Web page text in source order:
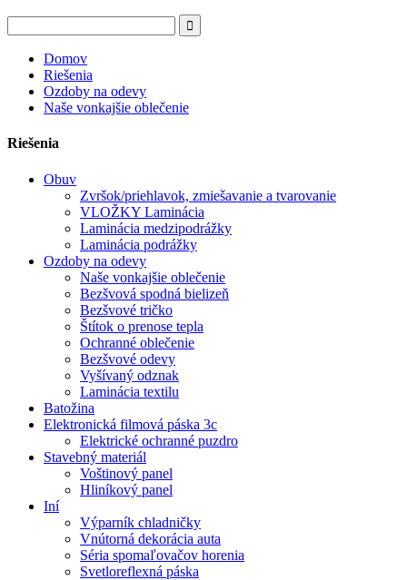
Domov
Riešenia
Ozdoby na odevy
Naše vonkajšie oblečenie
Riešenia
Obuv
Zvršok/priehlavok, zmiešavanie a tvarovanie
VLOŽKY Laminácia
Laminácia medzipodrážky
Laminácia podrážky
Ozdoby na odevy
Naše vonkajšie oblečenie
Bezšvová spodná bielizeň
Bezšvové tričko
Štítok o prenose tepla
Ochranné oblečenie
Bezšvové odevy
Vyšívaný odznak
Laminácia textilu
Batožina
Elektronická filmová páska 3c
Elektrické ochranné puzdro
Stavebný materiál
Voštinový panel
Hliníkový panel
Iní
Výparník chladničky
Vnútorná dekorácia auta
Séria spomaľovačov horenia
Svetloreflexná páska